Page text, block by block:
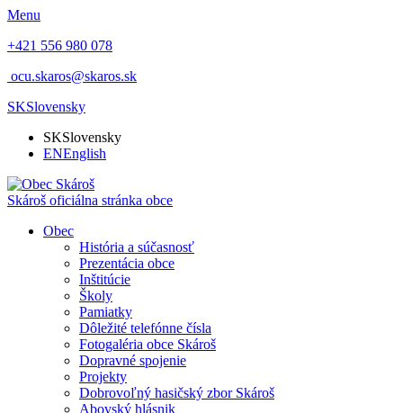
Menu
+421 556 980 078
ocu.skaros@skaros.sk
SKSlovensky
SKSlovensky
ENEnglish
Skároš oficiálna stránka obce
Obec
História a súčasnosť
Prezentácia obce
Inštitúcie
Školy
Pamiatky
Dôležité telefónne čísla
Fotogaléria obce Skároš
Dopravné spojenie
Projekty
Dobrovoľný hasičský zbor Skároš
Abovský hlásnik